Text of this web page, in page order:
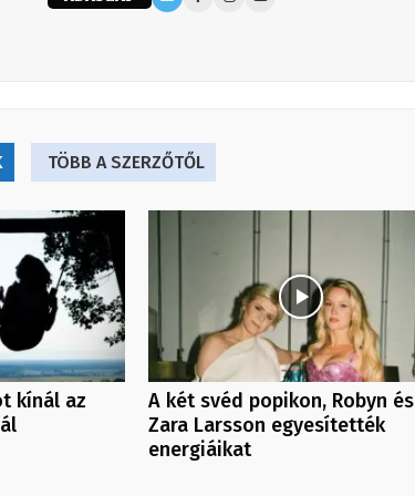
TÖBB A SZERZŐTŐL
kínál az
A két svéd popikon, Robyn és
Zara Larsson egyesítették
energiáikat